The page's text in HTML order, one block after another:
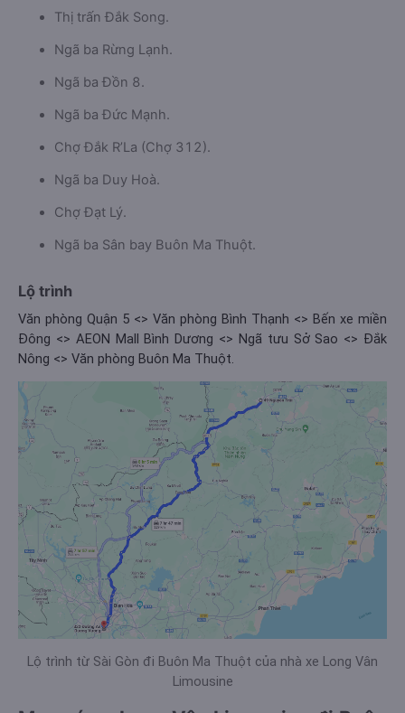
Thị trấn Đắk Song.
Ngã ba Rừng Lạnh.
Ngã ba Đồn 8.
Ngã ba Đức Mạnh.
Chợ Đắk R’La (Chợ 312).
Ngã ba Duy Hoà.
Chợ Đạt Lý.
Ngã ba Sân bay Buôn Ma Thuột.
Lộ trình
Văn phòng Quận 5 <> Văn phòng Bình Thạnh <> Bến xe miền
Đông <> AEON Mall Bình Dương <> Ngã tưu Sở Sao <> Đắk
Nông <> Văn phòng Buôn Ma Thuột.
Lộ trình từ Sài Gòn đi Buôn Ma Thuột của nhà xe Long Vân
Limousine